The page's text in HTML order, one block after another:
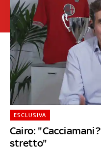
Cairo:
stretto"
ESCLUSIVA